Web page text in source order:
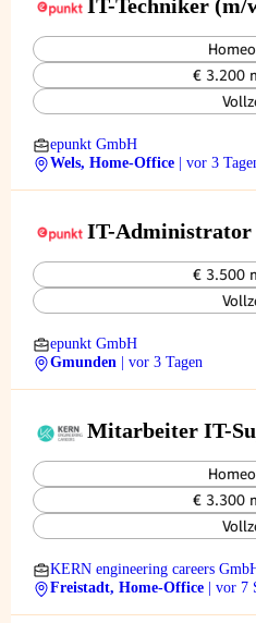
IT-Techniker (m/
€ 3.200
epunkt GmbH
Wels, Home-Office
| vor 3
IT-Administrator
€ 3.500
epunkt GmbH
Gmunden
| vor 3 Tagen
€ 3.300
KERN engineering careers
Freistadt, Home-Office
| vor 7